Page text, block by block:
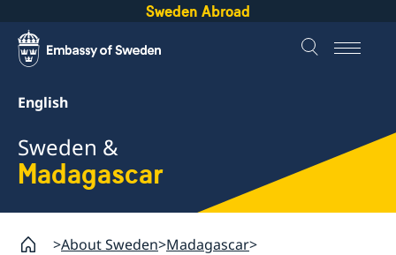
Sweden Abroad
English
Sweden &
Madagascar
About Sweden Madagascar